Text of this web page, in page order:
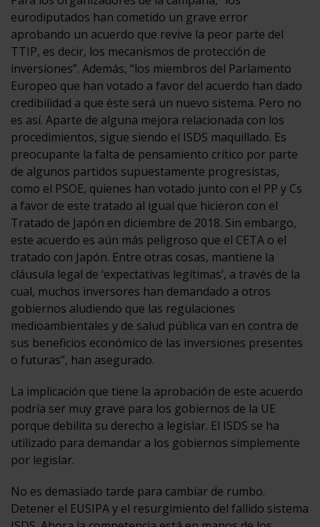
eurodiputados han cometido un grave error
aprobando un acuerdo que revive la peor parte del
TTIP, es decir, los mecanismos de protección de
inversiones”. Además, “los miembros del Parlamento
Europeo que han votado a favor del acuerdo han dado
credibilidad a que éste será un nuevo sistema. Pero no
es así. Aparte de alguna mejora relacionada con los
procedimientos, sigue siendo el ISDS maquillado. Es
preocupante la falta de pensamiento crítico por parte
de algunos partidos supuestamente progresistas,
como el PSOE, quienes han votado junto con el PP y Cs
a favor de este tratado al igual que hicieron con el
Tratado de Japón en diciembre de 2018. Sin embargo,
este acuerdo es aún más peligroso que el CETA o el
tratado con Japón. Entre otras cosas, mantiene la
cláusula legal de ‘expectativas legítimas’, a través de la
cual, muchos inversores han demandado a otros
gobiernos aludiendo que las regulaciones
medioambientales y de salud pública van en contra de
sus beneficios económico de las inversiones presentes
o futuras”, han asegurado.
La implicación que tiene la aprobación de este acuerdo
podría ser muy grave para los gobiernos de la UE
porque debilita su derecho a legislar. El ISDS se ha
utilizado para demandar a los gobiernos simplemente
por legislar.
No es demasiado tarde para cambiar de rumbo.
Detener el EUSIPA y el resurgimiento del fallido sistema